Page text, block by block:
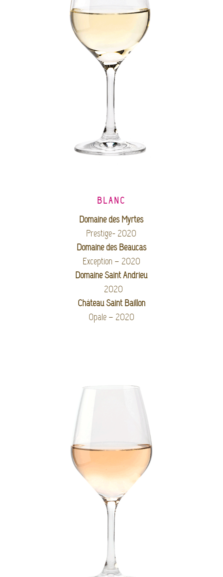
BLANC
Domaine des Myrtes
Prestige- 2020
Domaine des Beaucas
Exception – 2020
Domaine Saint Andrieu
2020
Château Saint Baillon
Opale – 2020